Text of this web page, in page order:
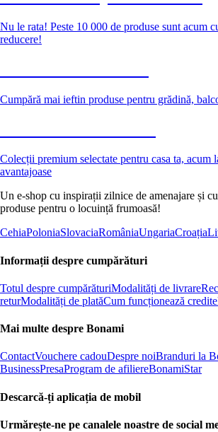
Nu le rata! Peste 10 000 de produse sunt acum
reducere!
Cumpără mai ieftin produse pentru grădină,
Colecții premium selectate pentru casa ta, acum
avantajoase
Un e-shop cu inspirații zilnice de amenajare și
produse pentru o locuință frumoasă!
CehiaPoloniaSlovaciaRomâniaUngariaCroația
Informații despre cumpărături
Totul despre cumpărăturiModalități de livrare
returModalități de platăCum funcționează
Mai multe despre Bonami
ContactVouchere cadouDespre noiBranduri la
BusinessPresaProgram de afiliereBonamiStar
Descarcă-ți aplicația de mobil
Urmărește-ne pe canalele noastre de social